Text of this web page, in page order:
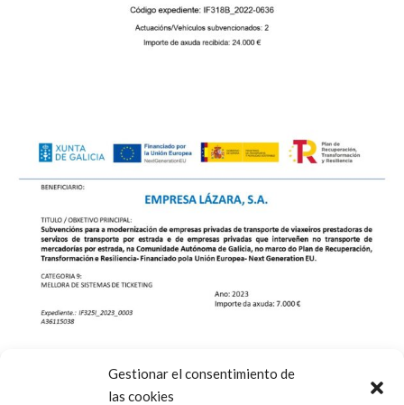
Gestionar el consentimiento de
las cookies